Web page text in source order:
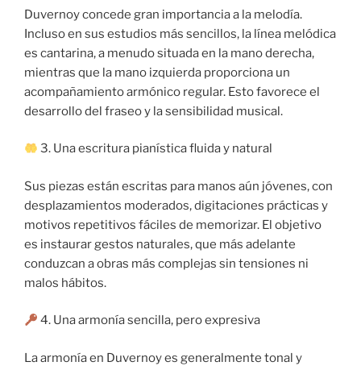
Duvernoy concede gran importancia a la melodía.
Incluso en sus estudios más sencillos, la línea melódica
es cantarina, a menudo situada en la mano derecha,
mientras que la mano izquierda proporciona un
acompañamiento armónico regular. Esto favorece el
desarrollo del fraseo y la sensibilidad musical.
3. Una escritura pianística fluida y natural
Sus piezas están escritas para manos aún jóvenes, con
desplazamientos moderados, digitaciones prácticas y
motivos repetitivos fáciles de memorizar. El objetivo
es instaurar gestos naturales, que más adelante
conduzcan a obras más complejas sin tensiones ni
malos hábitos.
4. Una armonía sencilla, pero expresiva
La armonía en Duvernoy es generalmente tonal y